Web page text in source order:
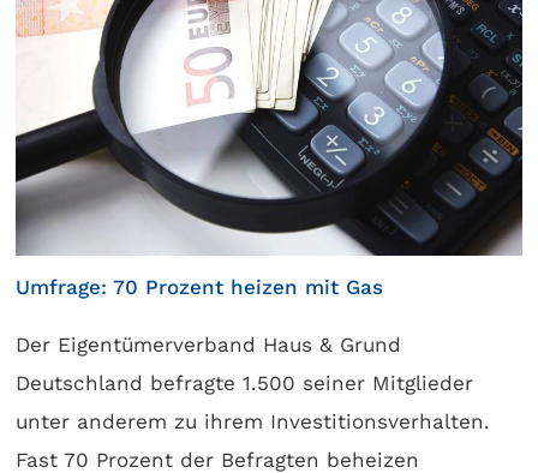
Umfrage: 70 Prozent heizen mit Gas
Der Eigentümerverband Haus & Grund
Deutschland befragte 1.500 seiner Mitglieder
unter anderem zu ihrem Investitionsverhalten.
Fast 70 Prozent der Befragten beheizen